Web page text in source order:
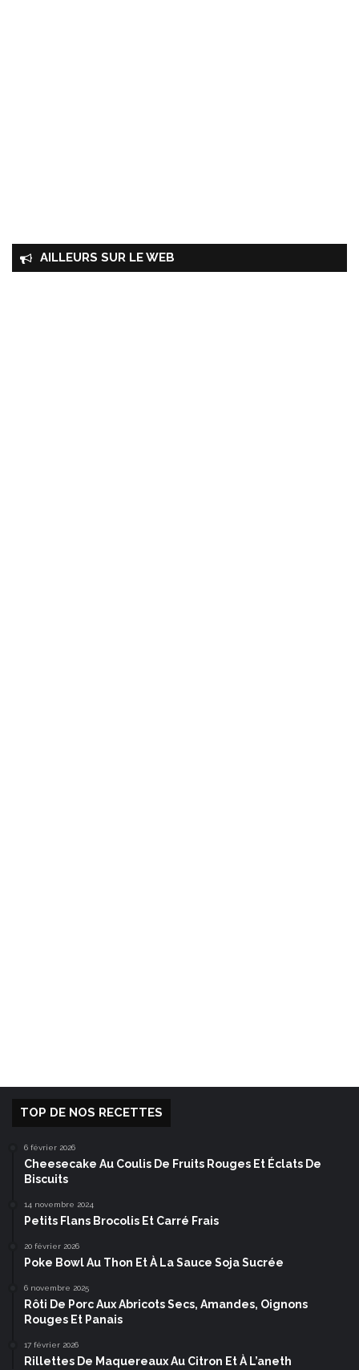
AILLEURS SUR LE WEB
TOP DE NOS RECETTES
6 février 2026
Cheesecake Au Coulis De Fruits Rouges Et Éclats De
Biscuits
14 novembre 2024
Petits Flans Brocolis Et Carré Frais
20 février 2026
Poke Bowl Au Thon Et À La Sauce Soja Sucrée
6 novembre 2025
Rôti De Porc Aux Abricots Secs, Amandes, Oignons
Rouges Et Panais
17 février 2026
Rillettes De Maquereaux Au Citron Et À L’aneth